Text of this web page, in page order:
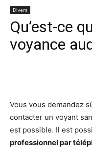
Divers
Qu’est-ce
voyance
Vous vous demandez
contacter un voyant
est possible. Il est
professionnel par